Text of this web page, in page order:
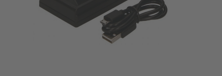
INSTANTFOTO